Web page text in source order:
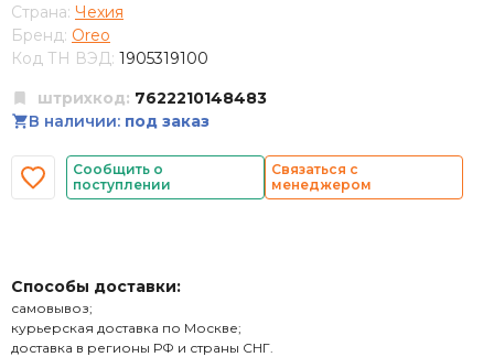
Страна: Чехия
Бренд: Oreo
Код ТН ВЭД: 1905319100
штрихкод: 7622210148483
В наличии: под заказ
Сообщить о
поступлении
Связаться с
менеджером
Способы доставки:
самовывоз;
курьерская доставка по Москве;
доставка в регионы РФ и страны СНГ.